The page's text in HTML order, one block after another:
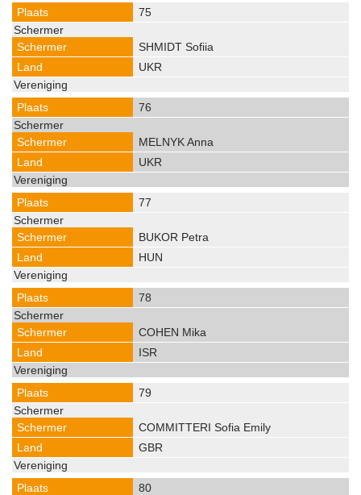
75
SHMIDT Sofiia
UKR
76
MELNYK Anna
UKR
77
BUKOR Petra
HUN
78
COHEN Mika
ISR
79
COMMITTERI Sofia Emily
GBR
80